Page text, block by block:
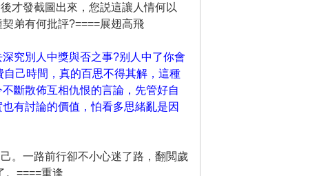
才發截圖出來，您説這讓人情何以
弟有何批評?====展翅高飛
究別人中獎與否之事?别人中了你會
己時間，真的百思不得其解，這種
斷散佈互相仇恨的言論，先管好自
有討論的價值，怕看多思緒亂是因
。一路前行卻不小心迷了路，翻閲歲
。====重逢